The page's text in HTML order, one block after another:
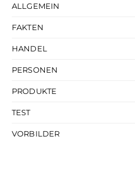
ALLGEMEIN
FAKTEN
HANDEL
PERSONEN
PRODUKTE
TEST
VORBILDER